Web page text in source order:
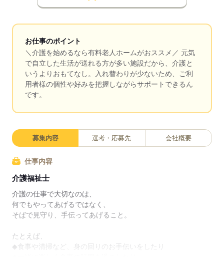
お仕事のポイント
＼介護を始めるなら有料老人ホームがおススメ／ 元気
で自立した生活が送れる方が多い施設だから、介護と
いうよりおもてなし。入れ替わりが少ないため、ご利
用者様の個性や好みを把握しながらサポートできるん
です。
募集内容 選考・応募先 会社概要
仕事内容
介護福祉士
介護の仕事で大切なのは、
何でもやってあげるではなく、
そばで見守り、手伝ってあげること。
たとえば、
◆食事や清掃など、身の回りのお手伝いをしたり